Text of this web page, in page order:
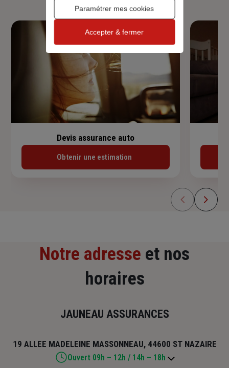
Devis assurance auto
Obtenir une estimation
Notre adresse et nos
horaires
JAUNEAU ASSURANCES
19 ALLEE MADELEINE MASSONNEAU, 44600 ST NAZAIRE
Ouvert 09h – 12h / 14h – 18h
Paramétrer mes cookies
Accepter & fermer